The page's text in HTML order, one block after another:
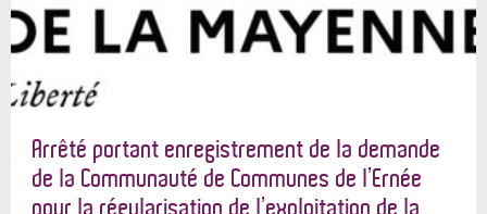
Arrêté portant enregistrement de la demande
de la Communauté de Communes de l’Ernée
pour la régularisation de l’exploitation de la